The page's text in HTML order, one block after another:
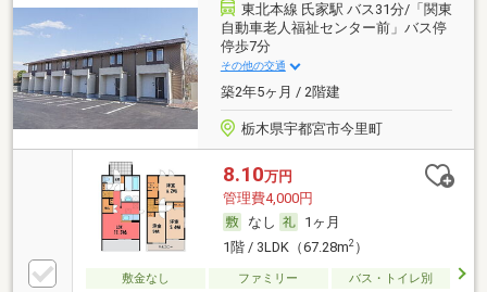
東北本線 氏家駅 バス31分/「関東
自動車老人福祉センター前」バス停
停歩7分
その他の交通
築2年5ヶ月 / 2階建
栃木県宇都宮市今里町
8.10万円
管理費4,000円
なし
1ヶ月
1階 / 3LDK（67.28m2）
敷金なし ファミリー
バス・トイレ別